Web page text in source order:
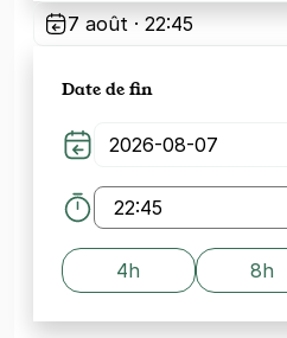
7 août · 22:45
Date de fin
4h 8h